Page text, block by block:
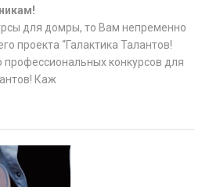
для домры, то Вам непременно
проекта “Галактика Талантов!
конкурсов для
Каж